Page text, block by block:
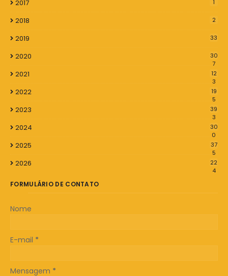
2017 1
2018 2
2019 33
2020
30
7
2021
12
3
2022
19
5
2023
39
3
2024
30
0
2025
37
5
2026
22
4
FORMULÁRIO DE CONTATO
Nome
E-mail *
Mensagem *